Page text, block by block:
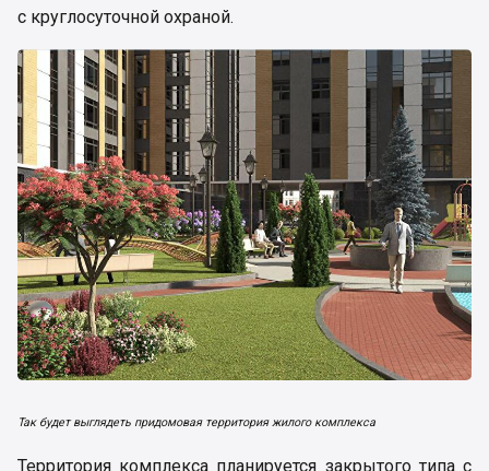
с круглосуточной охраной.
Так будет выглядеть придомовая территория жилого комплекса
Территория комплекса планируется закрытого типа с